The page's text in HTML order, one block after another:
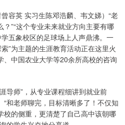
容英 实习生陈邓浩麟、韦文娣）“老
”“这个专业未来就业方向主要有哪
五象校区的足球场上人声鼎沸。一
”为主题的生涯教育活动正在这里火
中国农业大学等20余所高校的咨询
导师”，从专业课程细讲到就业前
和老师聊完，目标清晰多了！不仅知
校的侧重，更清楚了自己高中该朝哪